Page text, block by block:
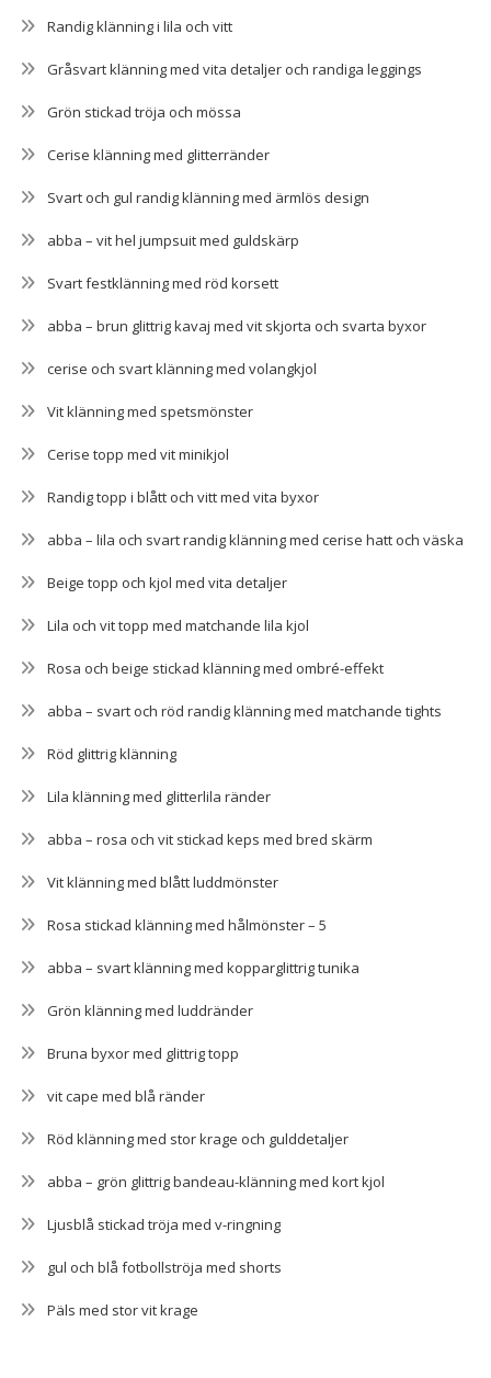
Randig klänning i lila och vitt
Gråsvart klänning med vita detaljer och randiga leggings
Grön stickad tröja och mössa
Cerise klänning med glitterränder
Svart och gul randig klänning med ärmlös design
abba – vit hel jumpsuit med guldskärp
Svart festklänning med röd korsett
abba – brun glittrig kavaj med vit skjorta och svarta byxor
cerise och svart klänning med volangkjol
Vit klänning med spetsmönster
Cerise topp med vit minikjol
Randig topp i blått och vitt med vita byxor
abba – lila och svart randig klänning med cerise hatt och väska
Beige topp och kjol med vita detaljer
Lila och vit topp med matchande lila kjol
Rosa och beige stickad klänning med ombré-effekt
abba – svart och röd randig klänning med matchande tights
Röd glittrig klänning
Lila klänning med glitterlila ränder
abba – rosa och vit stickad keps med bred skärm
Vit klänning med blått luddmönster
Rosa stickad klänning med hålmönster – 5
abba – svart klänning med kopparglittrig tunika
Grön klänning med luddränder
Bruna byxor med glittrig topp
vit cape med blå ränder
Röd klänning med stor krage och gulddetaljer
abba – grön glittrig bandeau-klänning med kort kjol
Ljusblå stickad tröja med v-ringning
gul och blå fotbollströja med shorts
Päls med stor vit krage